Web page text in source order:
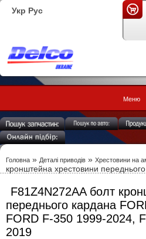
Укр Рус
Меню
Головна » Деталі приводів » Хрестовини на
кронштейна хрестовини
F81Z4N272AA болт
переднього кардана
FORD F-350 1999-2024,
2019